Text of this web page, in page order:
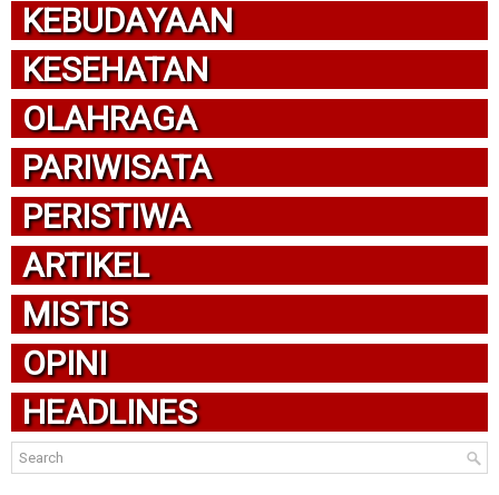
KEBUDAYAAN
KESEHATAN
OLAHRAGA
PARIWISATA
PERISTIWA
ARTIKEL
MISTIS
OPINI
HEADLINES